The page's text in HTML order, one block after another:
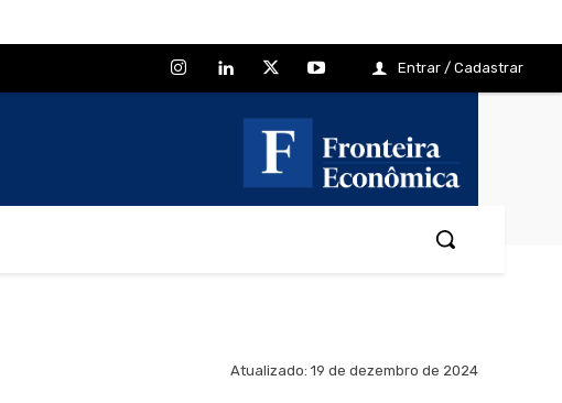
Entrar / Cadastrar
Atualizado: 19 de dezembro de 2024